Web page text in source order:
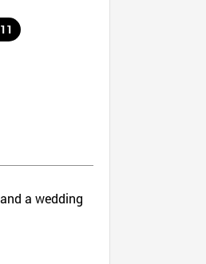
11
a wedding